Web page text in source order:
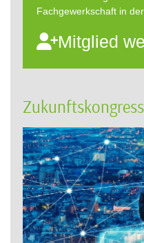
Fachgewerkschaft in
Mitglied